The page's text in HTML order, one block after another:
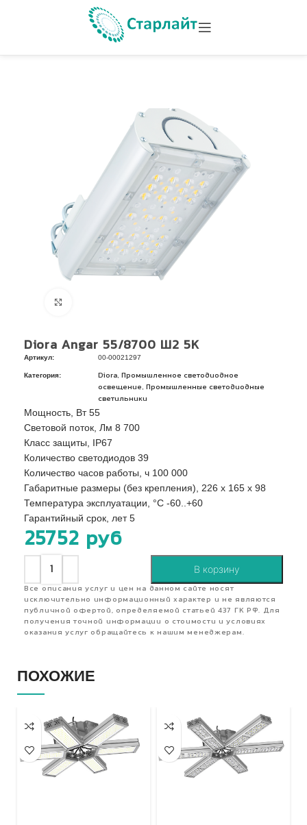
Diora Angar 55/8700 Ш2 5K
Артикул: 00-00021297
Категория: Diora
Промышленное светодиодное
освещение
Промышленные светодиодные
светильники
Мощность, Вт 55
Световой поток, Лм 8 700
Класс защиты, IP67
Количество светодиодов 39
Количество часов работы, ч 100 000
Габаритные размеры (без крепления), 226 х 165 х 98
Температура эксплуатации, °C -60..+60
Гарантийный срок, лет 5
25752 руб
В корзину
Все описания услуг и цен на данном сайте носят
исключительно информационный характер и не являются
публичной офертой, определяемой статьей 437 ГК РФ. Для
получения точной информации о стоимости и условиях
оказания услуг обращайтесь к нашим менеджерам.
ПОХОЖИЕ